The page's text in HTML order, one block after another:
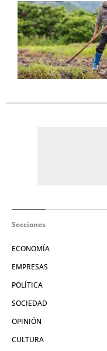
Secciones
ECONOMÍA
EMPRESAS
POLÍTICA
SOCIEDAD
OPINIÓN
CULTURA